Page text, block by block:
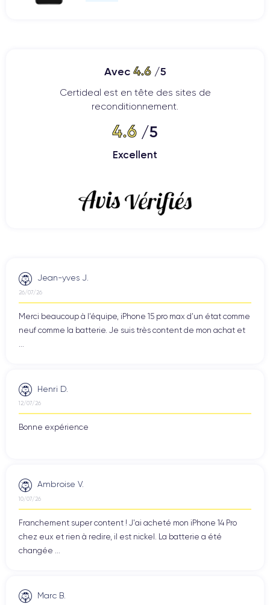
Avec 4.6/5
Certideal est en tête des sites de
reconditionnement.
4.6 /5
Excellent
Jean-yves J.
26/07/26
Merci beaucoup à l’équipe, iPhone 15 pro max d’un état comme
neuf comme la batterie. Je suis très content de mon achat et
Henri D.
12/07/26
Bonne expérience
Ambroise V.
10/07/26
Franchement super content ! J'ai acheté mon iPhone 14 Pro
chez eux et rien à redire, il est nickel. La batterie a été
changée ...
Marc B.